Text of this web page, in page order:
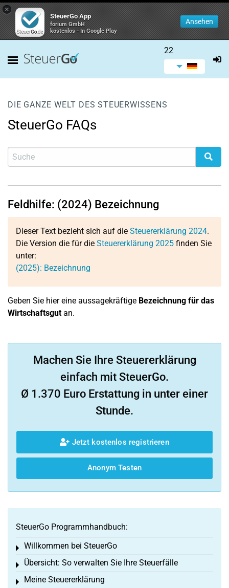
×
SteuerGo App
forium GmbH
kostenlos - In Google Play
Ansehen
22
DIE GANZE WELT DES STEUERWISSENS
SteuerGo FAQs
Feldhilfe: (2024) Bezeichnung
Dieser Text bezieht sich auf die Steuererklärung 2024.
Die Version die für die Steuererklärung 2025 finden Sie
unter:
(2025): Bezeichnung
Geben Sie hier eine aussagekräftige Bezeichnung für das
Wirtschaftsgutan.
Machen Sie Ihre Steuererklärung
einfach mit SteuerGo.
Ø 1.370 Euro Erstattung in unter einer
Stunde.
Jetzt kostenlos registrieren
Anonym Testen
SteuerGo Programmhandbuch:
Willkommen bei SteuerGo
Toggle menu
Übersicht: So verwalten Sie Ihre Steuerfälle
Toggle menu
Meine Steuererklärung
Toggle menu